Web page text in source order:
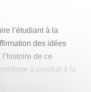
l’étudiant à la
des idées
de ce
a conduit à la